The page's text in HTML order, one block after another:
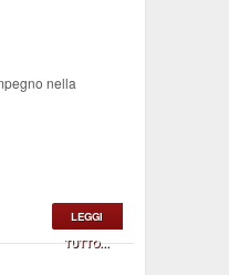
nella
LEGGI
TUTTO...